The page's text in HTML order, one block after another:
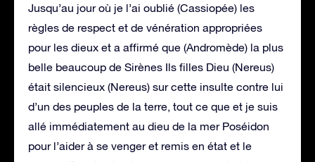
Jusqu’au jour où je l’ai oublié (Cassiopée) les
règles de respect et de vénération appropriées
pour les dieux et a affirmé que (Andromède) la plus
belle beaucoup de Sirènes Ils filles Dieu (Nereus)
était silencieux (Nereus) sur cette insulte contre lui
d’un des peuples de la terre, tout ce que et je suis
allé immédiatement au dieu de la mer Poséidon
pour l’aider à se venger et remis en état et le